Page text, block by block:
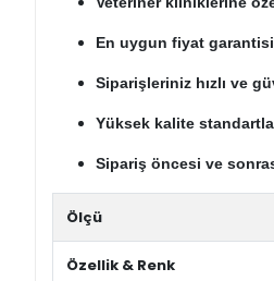
En uygun fiyat
Siparişleriniz hızlı ve
Yüksek kalite
Sipariş öncesi ve
Ölçü
Özellik & Renk